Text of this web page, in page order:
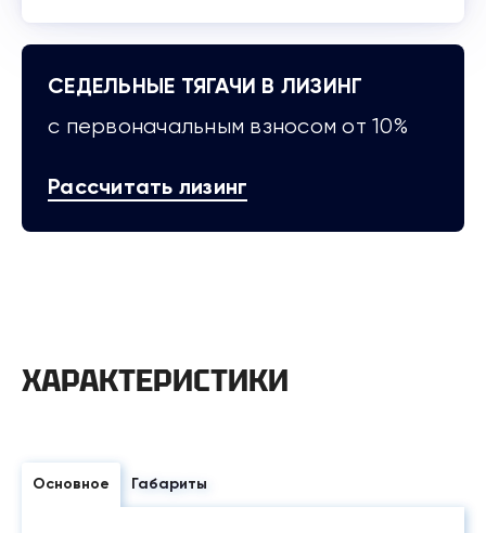
СЕДЕЛЬНЫЕ ТЯГАЧИ В ЛИЗИНГ
с первоначальным взносом от 10%
Рассчитать лизинг
ХАРАКТЕРИСТИКИ
Основное Габариты